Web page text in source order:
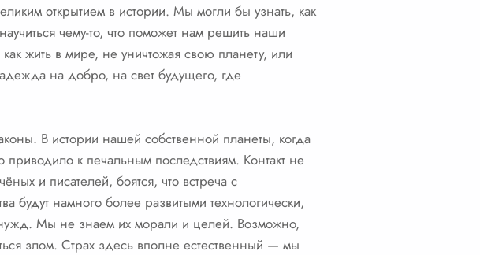
открытием в истории. Мы могли бы узнать, как
чему-то, что поможет нам решить наши
жить в мире, не уничтожая свою планету, или
на добро, на свет будущего, где
В истории нашей собственной планеты, когда
к печальным последствиям. Контакт не
и писателей, боятся, что встреча с
будут намного более развитыми технологически,
нужд. Мы не знаем их морали и целей. Возможно,
злом. Страх здесь вполне естественный — мы